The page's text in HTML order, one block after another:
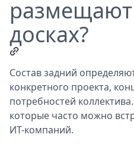
досках?
Состав задний
конкретного проекта,
потребностей
которые часто можно
ИТ-компаний.